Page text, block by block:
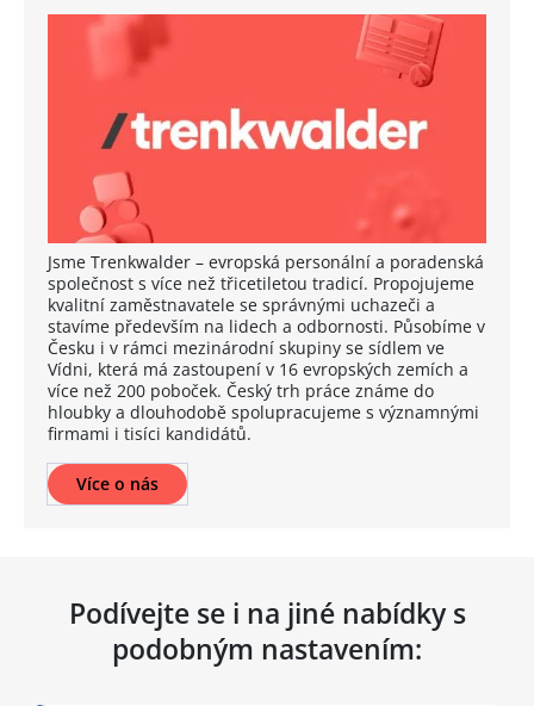
Jsme Trenkwalder – evropská personální a poradenská
společnost s více než třicetiletou tradicí. Propojujeme
kvalitní zaměstnavatele se správnými uchazeči a
stavíme především na lidech a odbornosti. Působíme v
Česku i v rámci mezinárodní skupiny se sídlem ve
Vídni, která má zastoupení v 16 evropských zemích a
více než 200 poboček. Český trh práce známe do
hloubky a dlouhodobě spolupracujeme s významnými
firmami i tisíci kandidátů.
Více o nás
Podívejte se i na jiné nabídky s
podobným nastavením: